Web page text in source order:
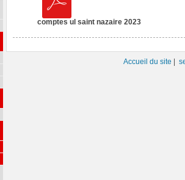
comptes ul saint nazaire 2023
Accueil du site